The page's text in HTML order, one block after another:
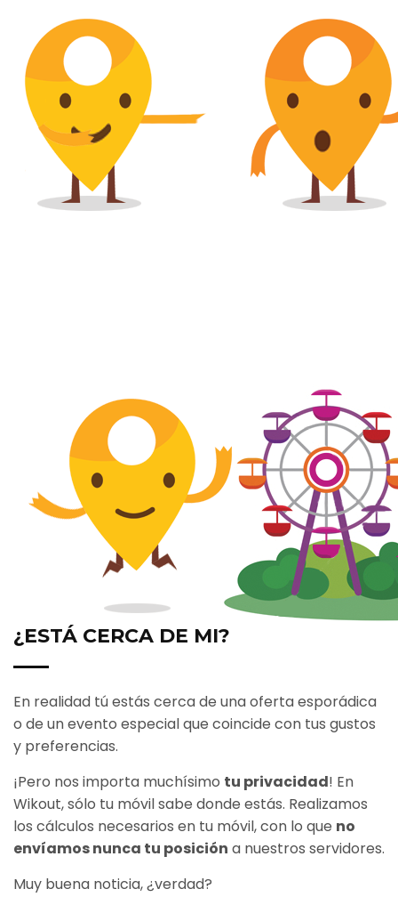
¿ESTÁ CERCA DE MI?
En realidad tú estás cerca de una oferta esporádica
o de un evento especial que coincide con tus gustos
y preferencias.
¡Pero nos importa muchísimo tu privacidad! En
Wikout, sólo tu móvil sabe donde estás. Realizamos
los cálculos necesarios en tu móvil, con lo que no
envíamos nunca tu posición a nuestros servidores.
Muy buena noticia, ¿verdad?